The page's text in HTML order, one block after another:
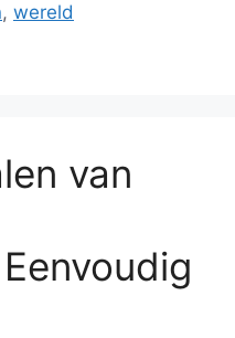
, wereld
van